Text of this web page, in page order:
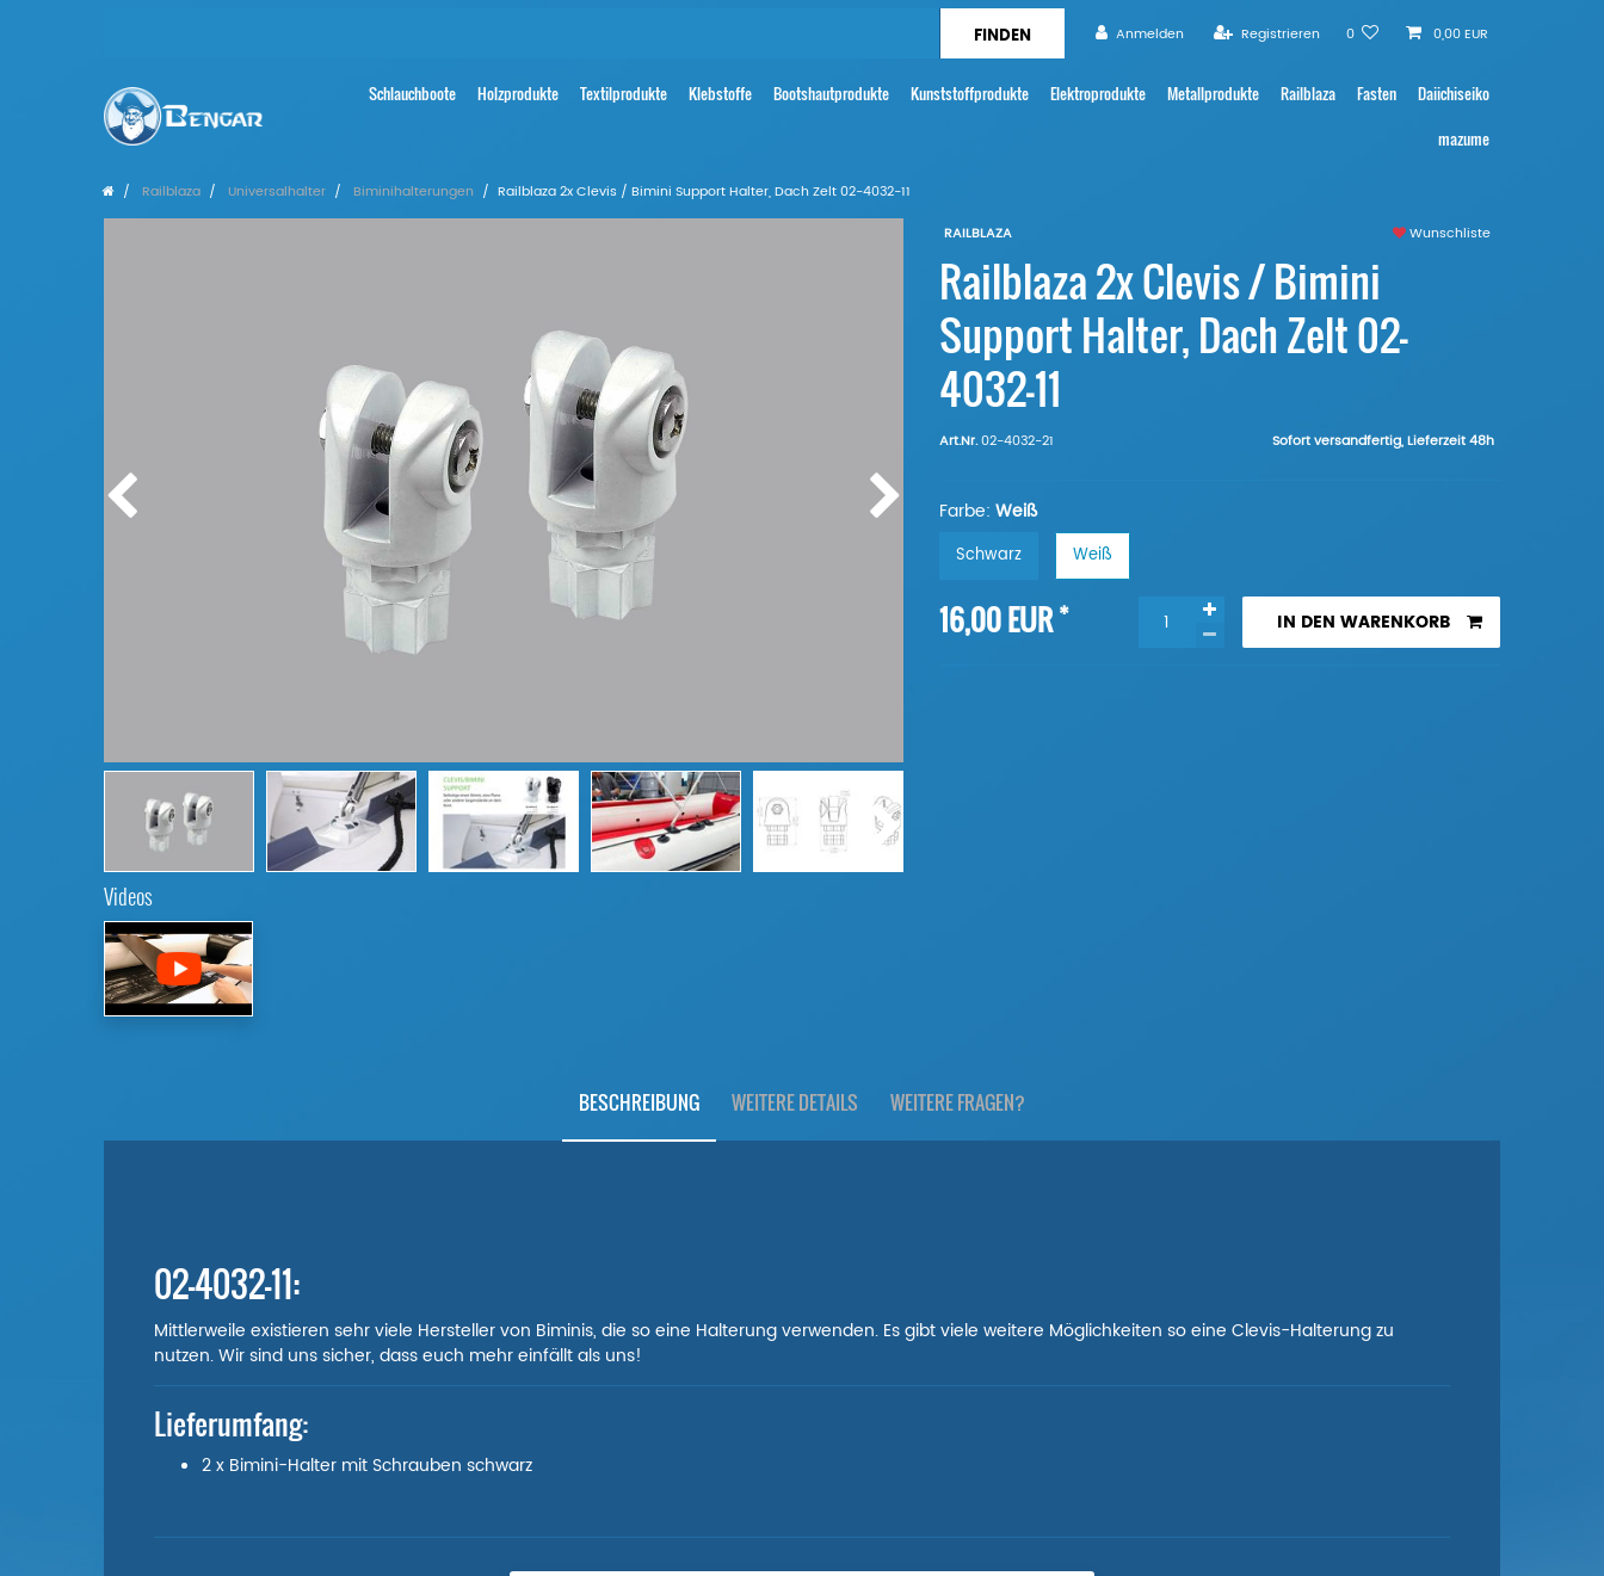
Anmelden Registrieren 0 0,00 EUR
Schlauchboote Holzprodukte Textilprodukte Klebstoffe Bootshautprodukte Kunststoffprodukte Elektroprodukte Metallprodukte Railblaza Fasten
Daiichiseiko
mazume
Railblaza Universalhalter Biminihalterungen Railblaza 2x Clevis / Bimini Support Halter, Dach Zelt 02-4032-11
Videos
RAILBLAZA Wunschliste
Railblaza 2x Clevis / Bimini
Support Halter, Dach Zelt 02-
4032-11
Art.Nr.02-4032-21 Sofort versandfertig, Lieferzeit 48h
Farbe: Weiß
Schwarz Weiß
16,00 EUR* IN DEN WARENKORB
BESCHREIBUNG WEITERE DETAILS WEITERE FRAGEN?
02-4032-11:
Mittlerweile existieren sehr viele Hersteller von Biminis, die so eine Halterung verwenden. Es gibt viele weitere Möglichkeiten so eine Clevis-Halterung zu
nutzen. Wir sind uns sicher, dass euch mehr einfällt als uns!
Lieferumfang:
2 x Bimini-Halter mit Schrauben schwarz